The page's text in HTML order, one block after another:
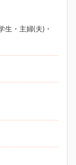
・主婦(夫)・